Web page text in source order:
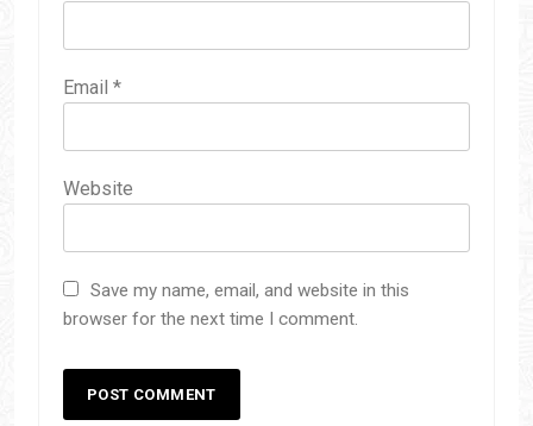
Email *
Website
Save my name, email, and website in this
browser for the next time I comment.